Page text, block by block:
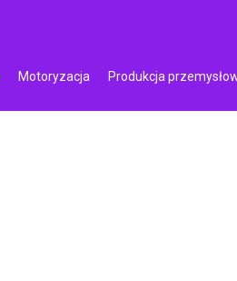
Motoryzacja Produkcja